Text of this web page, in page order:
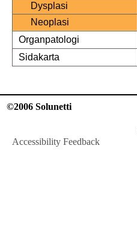
Dysplasi
Neoplasi
Organpatologi
Sidakarta
©2006 Solunetti
Accessibility Feedback